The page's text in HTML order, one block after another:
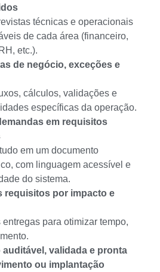
técnicas e operacionais
de cada área (financeiro,
etc.).
de negócio, exceções e
cálculos, validações e
específicas da operação.
em requisitos
em um documento
com linguagem acessível e
do sistema.
requisitos por impacto e
para otimizar tempo,
auditável, validada e pronta
ou implantação